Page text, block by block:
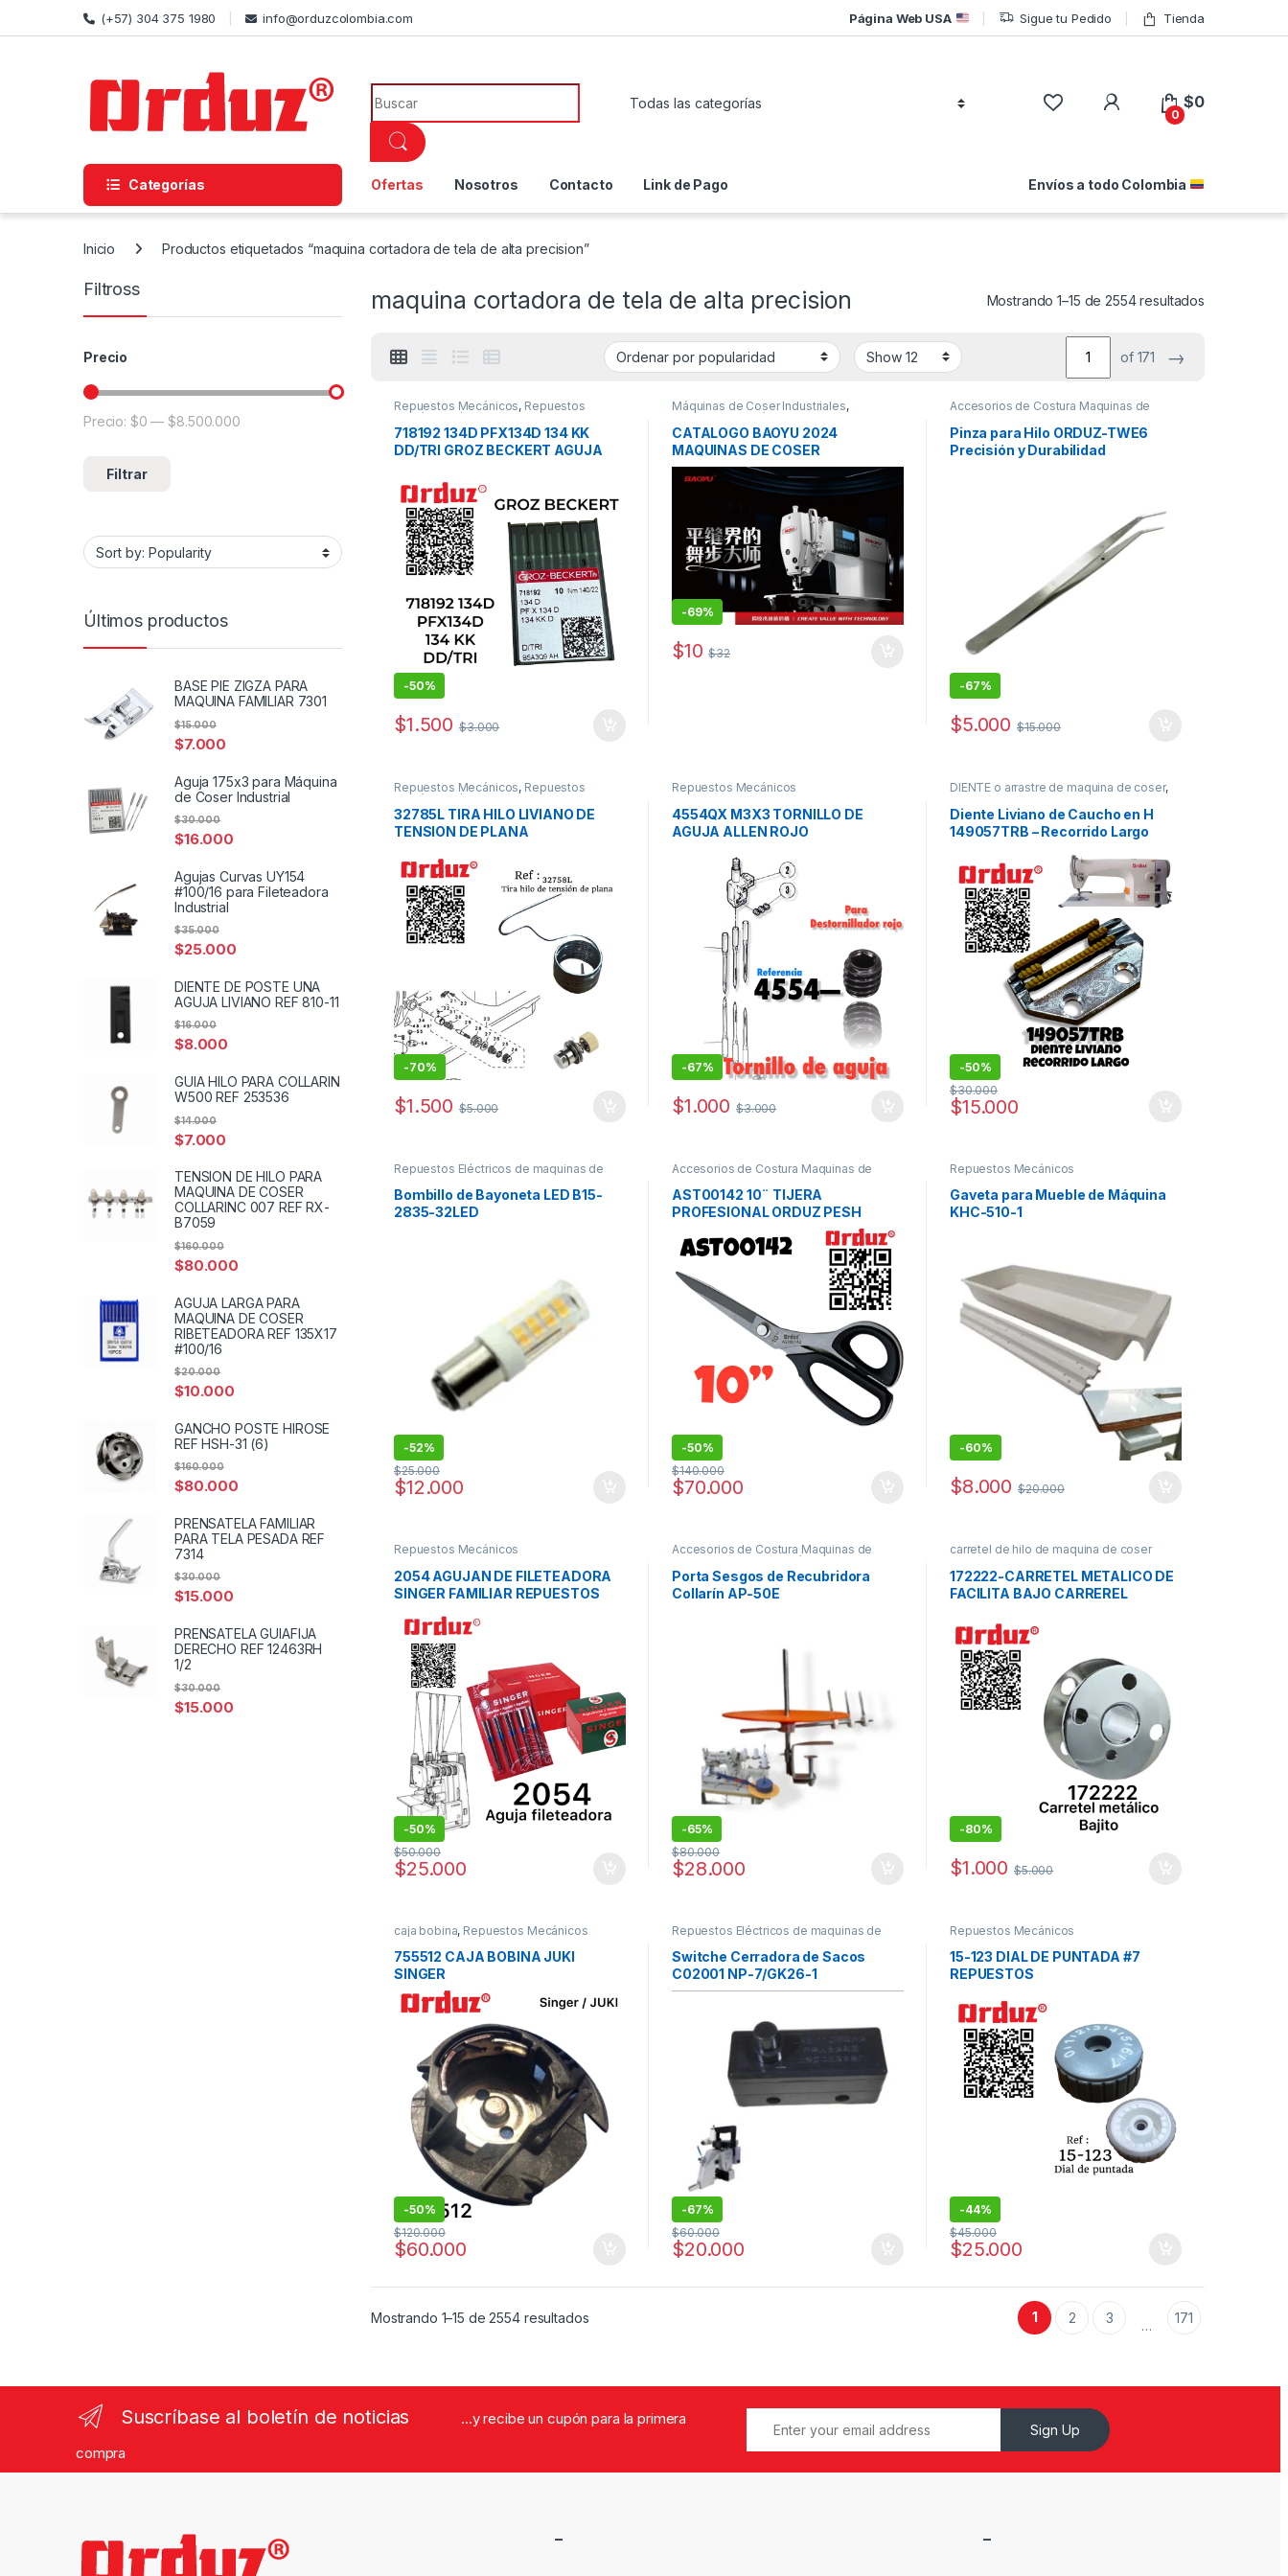
Skip to navigation
Skip to content (+57) 304 375 1980 info@orduzcolombia.com Página Web USA Sigue tu Pedido Tienda
Search for:
0
$0
Categorías Ofertas Nosotros Contacto Link de Pago Envíos a todo Colombia
Inicio Productos etiquetados “maquina cortadora de tela de alta precision”
maquina cortadora de tela de alta precision Mostrando 1–15 de 2554 resultados
of 171 →
Repuestos Mecánicos, Repuestos
Mecánicos / Accesorios de Costura
Repuestos para Máquinas Industriales
718192 134D PFX134D 134 KK
DD/TRI GROZ BECKERT AGUJA
-50%
$1.500 $3.000
Máquinas de Coser Industriales,
Repuestos Mecánicos
CATALOGO BAOYU 2024
MAQUINAS DE COSER
-69%
$10 $32
Accesorios de Costura Maquinas de
Pinza para Hilo ORDUZ-TWE6
Precisión y Durabilidad
-67%
$5.000 $15.000
Repuestos Mecánicos, Repuestos
Mecánicos / Accesorios de Costura
32785L TIRA HILO LIVIANO DE
TENSION DE PLANA
-70%
$1.500 $5.000
Repuestos Mecánicos
4554QX M3X3 TORNILLO DE
AGUJA ALLEN ROJO
-67%
$1.000 $3.000
DIENTE o arrastre de maquina de coser,
REPUESTOS MAQUINAS DE COSER
Repuestos Mecánicos
Diente Liviano de Caucho en H
149057TRB – Recorrido Largo
-50%
$15.000
$30.000
Repuestos Eléctricos de maquinas de
coser
Bombillo de Bayoneta LED B15-
2835-32LED
-52%
$12.000
$25.000
Accesorios de Costura Maquinas de
AST00142 10¨ TIJERA
PROFESIONAL ORDUZ PESH
-50%
$70.000
$140.000
Repuestos Mecánicos
Gaveta para Mueble de Máquina
KHC-510-1
-60%
$8.000 $20.000
Repuestos Mecánicos
2054 AGUJAN DE FILETEADORA
SINGER FAMILIAR REPUESTOS
-50%
$25.000
$50.000
Accesorios de Costura Maquinas de
Repuestos Mecánicos
para Recubridoras Industriales
Porta Sesgos de Recubridora
Collarín AP-50E
-65%
$28.000
$80.000
carretel de hilo de maquina de coser
172222-CARRETEL METALICO DE
FACILITA BAJO CARREREL
-80%
$1.000 $5.000
caja bobina, Repuestos Mecánicos
755512 CAJA BOBINA JUKI
SINGER
-50%
$60.000
$120.000
Repuestos Eléctricos de maquinas de
coser
Repuestos y Accesorios
(Cerradora de Costales)
Switche Cerradora de Sacos
C02001 NP-7/GK26-1
-67%
$20.000
$60.000
Repuestos Mecánicos
15-123 DIAL DE PUNTADA #7
REPUESTOS
-44%
$25.000
$45.000
Mostrando 1–15 de 2554 resultadosOrdenado por popularidad 1 2 3 … 171
Filtross
Precio
Precio mínimo
Precio máximo
Filtrar
Precio: $0 —$8.500.000
Últimos productos
BASE PIE ZIGZA PARA
MAQUINA FAMILIAR 7301
$7.000
$15.000
Aguja 175x3 para Máquina
de Coser Industrial
$16.000
$30.000
Agujas Curvas UY154
#100/16 para Fileteadora
Industrial
$25.000
$35.000
DIENTE DE POSTE UNA
AGUJA LIVIANO REF 810-11
$8.000
$16.000
GUIA HILO PARA COLLARIN
W500 REF 253536
$7.000
$14.000
TENSION DE HILO PARA
MAQUINA DE COSER
COLLARINC 007 REF RX-
B7059
$80.000
$160.000
AGUJA LARGA PARA
MAQUINA DE COSER
RIBETEADORA REF 135X17
#100/16
$10.000
$20.000
GANCHO POSTE HIROSE
REF HSH-31 (6)
$80.000
$160.000
PRENSATELA FAMILIAR
PARA TELA PESADA REF
7314
$15.000
$30.000
PRENSATELA GUIAFIJA
DERECHO REF 12463RH
1/2
$15.000
$30.000
Suscríbase al boletín de noticias
...y recibe un cupón para la primera
compra
Sign Up
– –